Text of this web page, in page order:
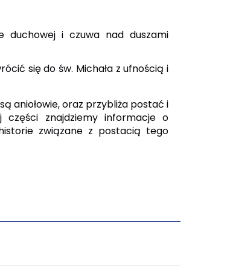
duchowej i czuwa nad duszami
się do św. Michała z ufnością i
aniołowie, oraz przybliża postać i
części znajdziemy informacje o
związane z postacią tego